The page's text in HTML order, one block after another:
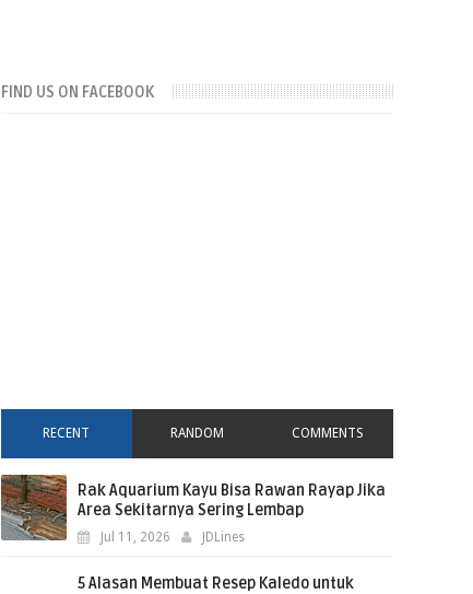
FIND US ON FACEBOOK
RECENT RANDOM COMMENTS
Rak Aquarium Kayu Bisa Rawan Rayap Jika
Area Sekitarnya Sering Lembap
Jul 11, 2026 JDLines
5 Alasan Membuat Resep Kaledo untuk